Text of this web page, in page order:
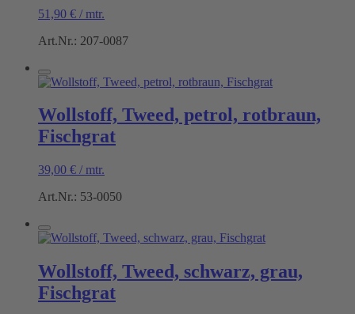
51,90 € / mtr.
Art.Nr.: 207-0087
Wollstoff, Tweed, petrol, rotbraun,
Fischgrat
39,00 € / mtr.
Art.Nr.: 53-0050
Wollstoff, Tweed, schwarz, grau,
Fischgrat